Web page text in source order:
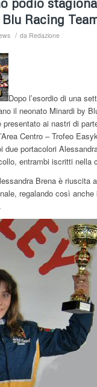
Racing
/ da Redazione
Dopo l’esordio di una
il neonato Minardi by
ai nastri di
Centro – Trofeo
due portacolori
entrambi iscritti nella
Brena è riuscita
regalando così